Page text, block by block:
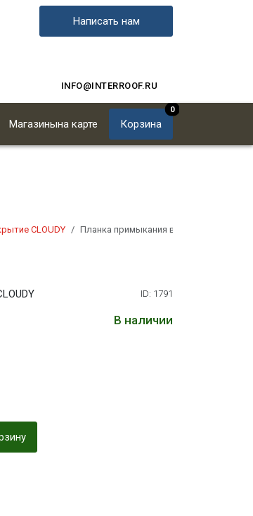
Написать нам
INFO@INTERROOF.RU
Магазинына карте Корзина
0
CLOUDY Планка примыкания верхняя 250 х 150
ID: 1791
В наличии